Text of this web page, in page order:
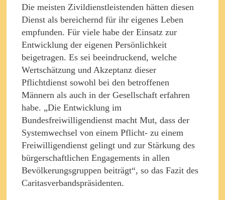
Die meisten Zivildienstleistenden hätten diesen
Dienst als bereichernd für ihr eigenes Leben
empfunden. Für viele habe der Einsatz zur
Entwicklung der eigenen Persönlichkeit
beigetragen. Es sei beeindruckend, welche
Wertschätzung und Akzeptanz dieser
Pflichtdienst sowohl bei den betroffenen
Männern als auch in der Gesellschaft erfahren
habe. „Die Entwicklung im
Bundesfreiwilligendienst macht Mut, dass der
Systemwechsel von einem Pflicht- zu einem
Freiwilligendienst gelingt und zur Stärkung des
bürgerschaftlichen Engagements in allen
Bevölkerungsgruppen beiträgt“, so das Fazit des
Caritasverbandspräsidenten.